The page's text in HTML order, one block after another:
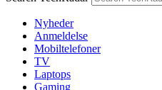
Nyheder
Anmeldelse
Mobiltelefoner
TV
Laptops
Gaming